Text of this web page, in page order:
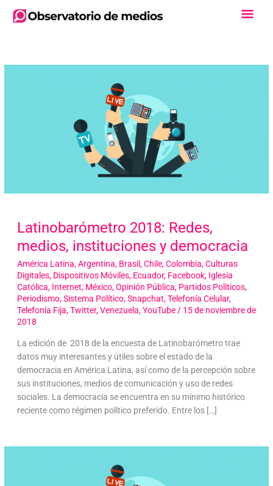
Latinobarómetro 2018: Redes,
medios, instituciones y democracia
América Latina,Argentina, Brasil,Chile,Colombia,Culturas
Digitales, Dispositivos Móviles, Ecuador, Facebook, Iglesia
Católica, Internet, México,Opinión Pública, Partidos Políticos,
Periodismo,Sistema Político,Snapchat,Telefonía Celular,
Telefonía Fija,Twitter,Venezuela,YouTube/ 15 de noviembre de
2018
La edición de 2018 de la encuesta de Latinobarómetro trae
datos muy interesantes y útiles sobre el estado de la
democracia en América Latina, así como de la percepción sobre
sus instituciones, medios de comunicación y uso de redes
sociales. La democracia se encuentra en su mínimo histórico
reciente como régimen político preferido. Entre los […]